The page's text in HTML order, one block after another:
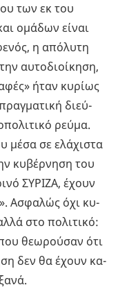
των εκ του
ομά­δων είναι
η από­λυ­τη
αυ­το­διοί­κη­ση,
ήταν κυ­ρί­ως
διεύ­
ρεύμα.
μέσα σε ελά­χι­στα
κυ­βέρ­νη­ση του
ΣΥ­ΡΙ­ΖΑ, έχουν
Ασφα­λώς όχι κυ­
στο πο­λι­τι­κό:
θε­ω­ρού­σαν ότι
δεν θα έχουν κα­